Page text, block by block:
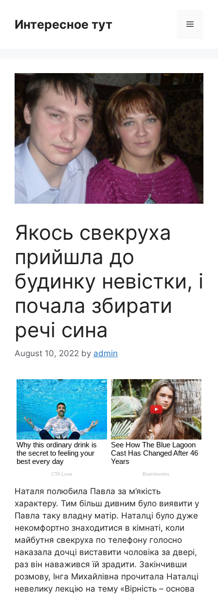
contentИнтересное тут Menu
Якось свекруха
прийшла до
будинку невістки, і
почала збирати
речі сина
August 10, 2022 by admin
Наталя полюбила Павла за м’якість
характеру. Тим більш дивним було виявити у
Павла таку владну матір. Наталці було дуже
некомфортно знаходитися в кімнаті, коли
майбутня свекруха по телефону голосно
наказала дочці виставити чоловіка за двері,
раз він наважився їй зрадити. Закінчивши
розмову, Інга Михайлівна прочитала Наталці
невелику лекцію на тему «Вірність – основа